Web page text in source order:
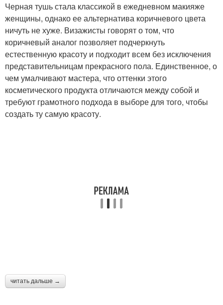
Черная тушь стала классикой в ежедневном макияже
женщины, однако ее альтернатива коричневого цвета
ничуть не хуже. Визажисты говорят о том, что
коричневый аналог позволяет подчеркнуть
естественную красоту и подходит всем без исключения
представительницам прекрасного пола. Единственное, о
чем умалчивают мастера, что оттенки этого
косметического продукта отличаются между собой и
требуют грамотного подхода в выборе для того, чтобы
создать ту самую красоту.
читать дальше →